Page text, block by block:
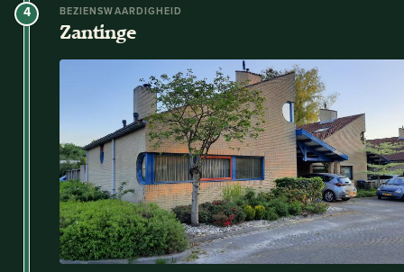
4 BEZIENSWAARDIGHEID
Zantinge